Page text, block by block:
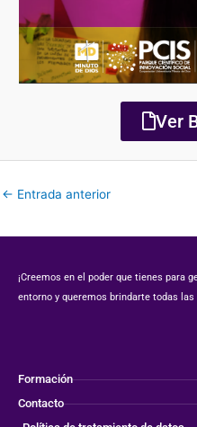
Ver
← Entrada anterior
¡Creemos en el poder que tienes para
entorno y queremos brindarte todas
Formación
Contacto